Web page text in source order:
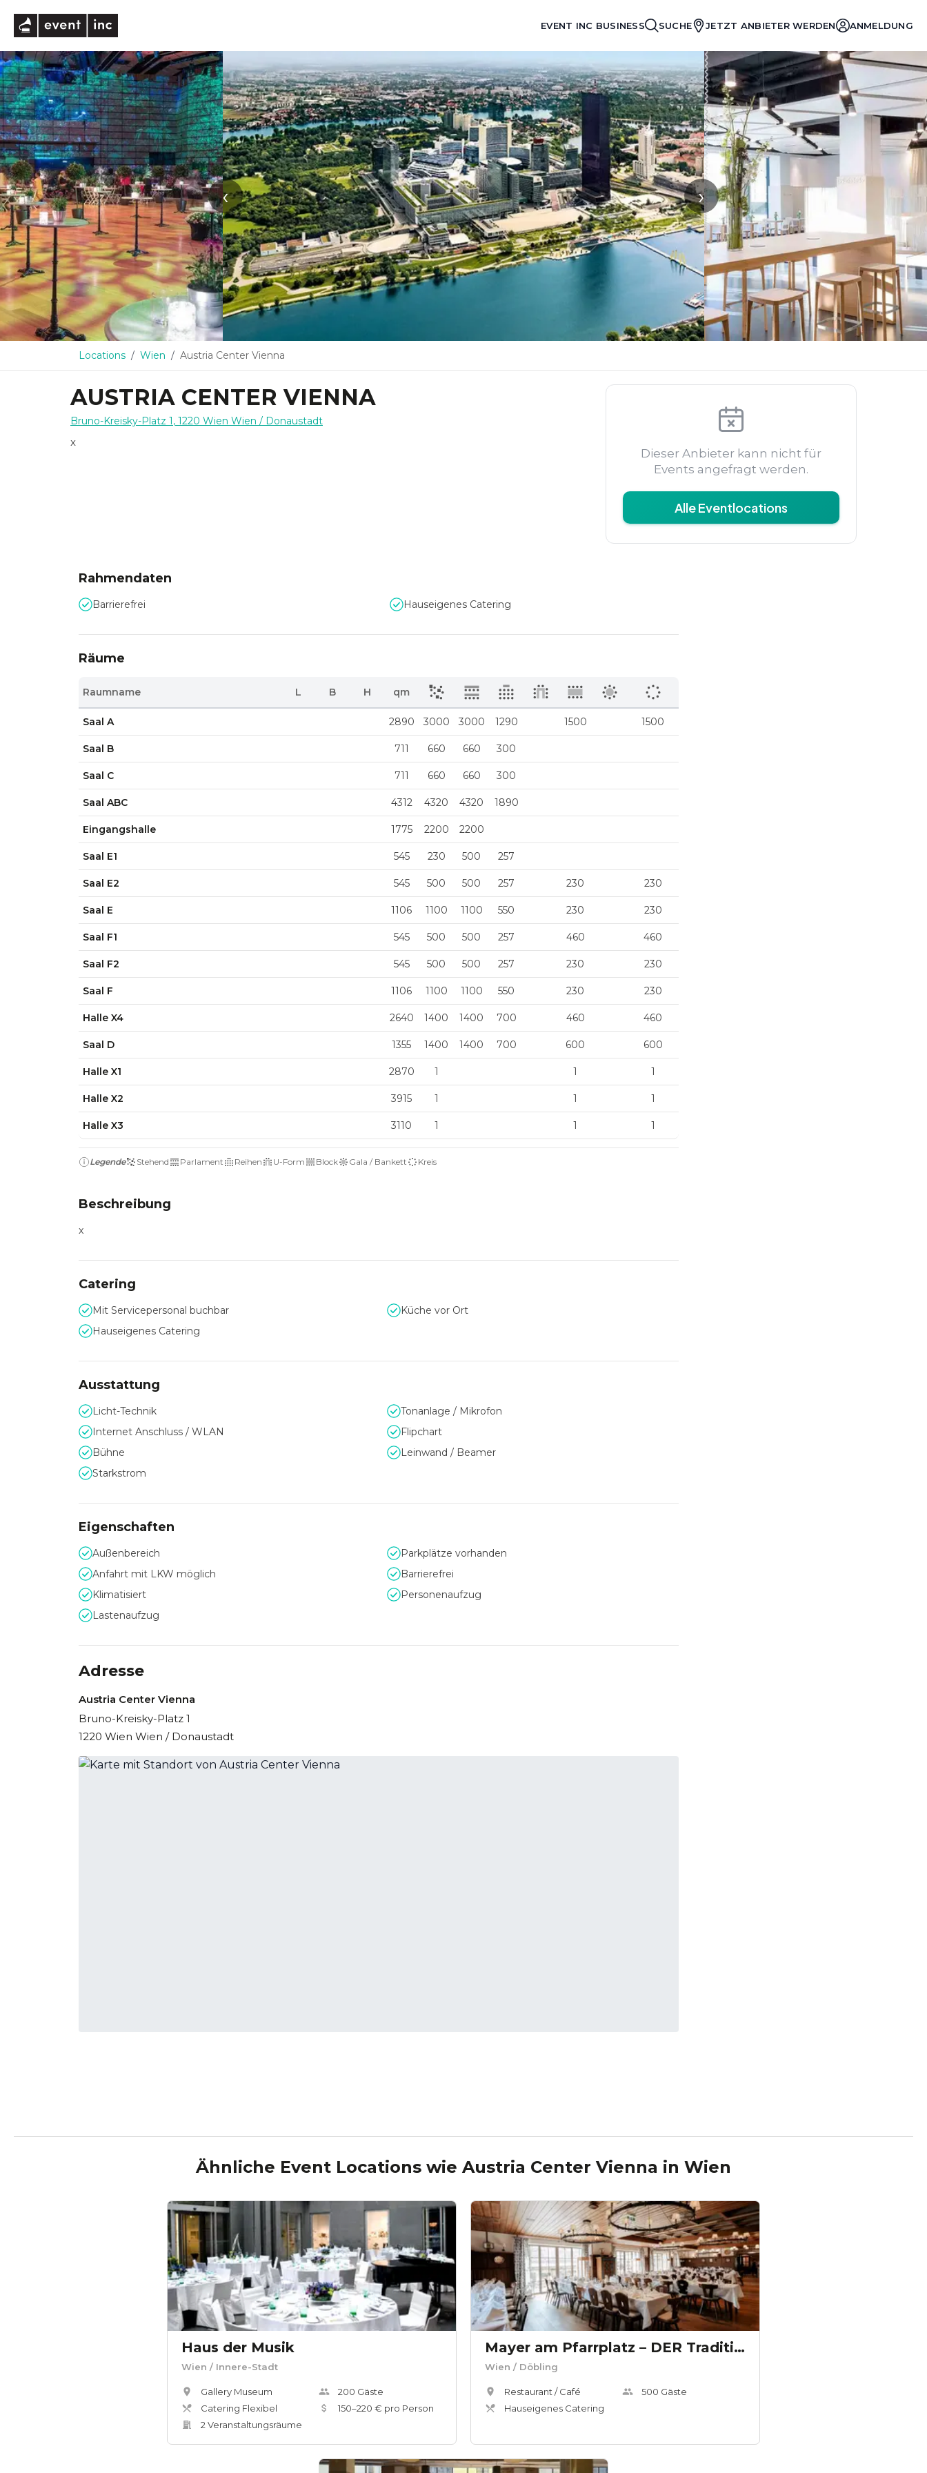
EVENT INC BUSINESS SUCHE JETZT ANBIETER WERDEN ANMELDUNG
‹ ›
Locations Wien Austria Center Vienna
AUSTRIA CENTER VIENNA
Bruno-Kreisky-Platz 1, 1220 Wien Wien / Donaustadt
x
Dieser Anbieter kann nicht für
Events angefragt werden.
Alle Eventlocations
Rahmendaten
Barrierefrei Hauseigenes Catering
Räume
Raumname L B H qm
Saal A 2890 3000 3000 1290 1500 1500
Saal B 711 660 660 300
Saal C 711 660 660 300
Saal ABC 4312 4320 4320 1890
Eingangshalle 1775 2200 2200
Saal E1 545 230 500 257
Saal E2 545 500 500 257 230 230
Saal E 1106 1100 1100 550 230 230
Saal F1 545 500 500 257 460 460
Saal F2 545 500 500 257 230 230
Saal F 1106 1100 1100 550 230 230
Halle X4 2640 1400 1400 700 460 460
Saal D 1355 1400 1400 700 600 600
Halle X1 2870 1 1 1
Halle X2 3915 1 1 1
Halle X3 3110 1 1 1
Legende Stehend Parlament Reihen U-Form Block Gala / Bankett Kreis
Beschreibung
x
Catering
Mit Servicepersonal buchbar
Küche vor Ort
Hauseigenes Catering
Ausstattung
Licht-Technik
Tonanlage / Mikrofon
Internet Anschluss / WLAN
Flipchart
Bühne
Leinwand / Beamer
Starkstrom
Eigenschaften
Außenbereich
Parkplätze vorhanden
Anfahrt mit LKW möglich
Barrierefrei
Klimatisiert
Personenaufzug
Lastenaufzug
Adresse
Austria Center Vienna
Bruno-Kreisky-Platz 1
1220 Wien Wien / Donaustadt
Ähnliche Event Locations wie Austria Center Vienna in Wien
Haus der Musik
Wien / Innere-Stadt
Gallery Museum
Catering Flexibel
2 Veranstaltungsräume
200 Gäste
150–220 € pro Person
Mayer am Pfarrplatz – DER Traditionsheurige
Wien / Döbling
Restaurant / Café
Hauseigenes Catering
500 Gäste